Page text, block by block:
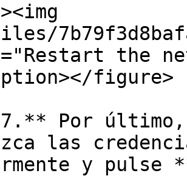
the
figure>
Por último,
las
y